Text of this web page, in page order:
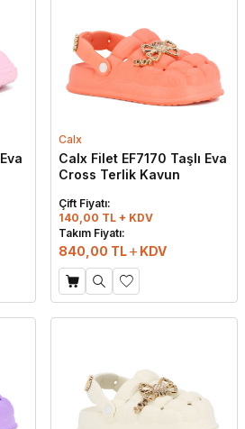
Calx
Calx Filet EF7170 Taşlı Eva
Cross Terlik Kavun
Çift Fiyatı:
140,00 TL + KDV
Takım Fiyatı:
840,00 TL KDV